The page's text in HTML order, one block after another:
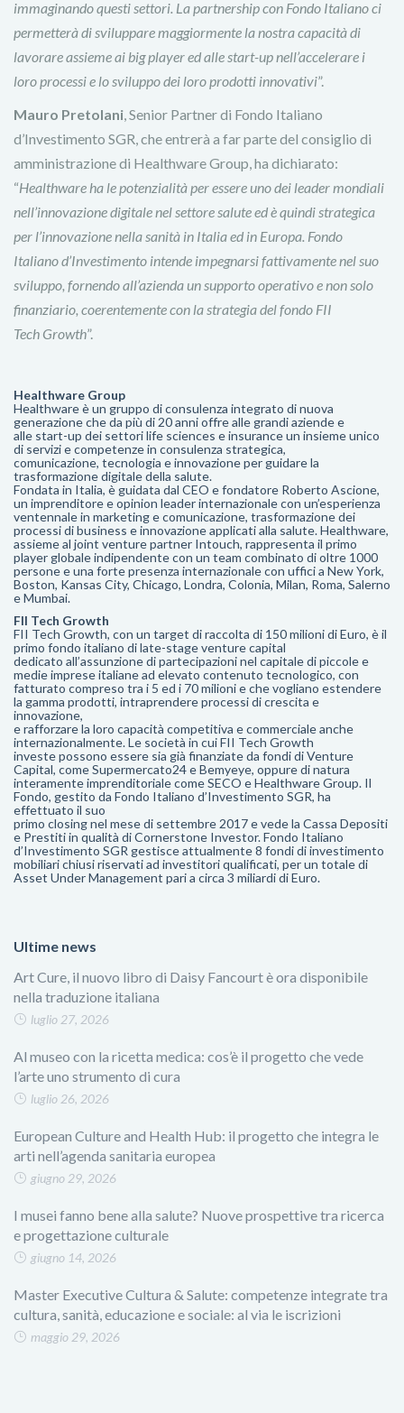
immaginando questi settori. La partnership con Fondo Italiano ci
permetterà di sviluppare maggiormente la nostra capacità di
lavorare assieme ai big player ed alle start-up nell’accelerare i
loro processi e lo sviluppo dei loro prodotti innovativi”.
Mauro Pretolani, Senior Partner di Fondo Italiano
d’Investimento SGR, che entrerà a far parte del consiglio di
amministrazione di Healthware Group, ha dichiarato:
“Healthware ha le potenzialità per essere uno dei leader mondiali
nell’innovazione digitale nel settore salute ed è quindi strategica
per l’innovazione nella sanità in Italia ed in Europa. Fondo
Italiano d’Investimento intende impegnarsi fattivamente nel suo
sviluppo, fornendo all’azienda un supporto operativo e non solo
finanziario, coerentemente con la strategia del fondo FII
Tech Growth”.
Healthware Group
Healthware è un gruppo di consulenza integrato di nuova
generazione che da più di 20 anni offre alle grandi aziende e
alle start-up dei settori life sciences e insurance un insieme unico
di servizi e competenze in consulenza strategica,
comunicazione, tecnologia e innovazione per guidare la
trasformazione digitale della salute.
Fondata in Italia, è guidata dal CEO e fondatore Roberto Ascione,
un imprenditore e opinion leader internazionale con un’esperienza
ventennale in marketing e comunicazione, trasformazione dei
processi di business e innovazione applicati alla salute. Healthware,
assieme al joint venture partner Intouch, rappresenta il primo
player globale indipendente con un team combinato di oltre 1000
persone e una forte presenza internazionale con uffici a New York,
Boston, Kansas City, Chicago, Londra, Colonia, Milan, Roma, Salerno
e Mumbai.
FII Tech Growth
FII Tech Growth, con un target di raccolta di 150 milioni di Euro, è il
primo fondo italiano di late-stage venture capital
dedicato all’assunzione di partecipazioni nel capitale di piccole e
medie imprese italiane ad elevato contenuto tecnologico, con
fatturato compreso tra i 5 ed i 70 milioni e che vogliano estendere
la gamma prodotti, intraprendere processi di crescita e
innovazione,
e rafforzare la loro capacità competitiva e commerciale anche
internazionalmente. Le società in cui FII Tech Growth
investe possono essere sia già finanziate da fondi di Venture
Capital, come Supermercato24 e Bemyeye, oppure di natura
interamente imprenditoriale come SECO e Healthware Group. Il
Fondo, gestito da Fondo Italiano d’Investimento SGR, ha
effettuato il suo
primo closing nel mese di settembre 2017 e vede la Cassa Depositi
e Prestiti in qualità di Cornerstone Investor. Fondo Italiano
d’Investimento SGR gestisce attualmente 8 fondi di investimento
mobiliari chiusi riservati ad investitori qualificati, per un totale di
Asset Under Management pari a circa 3 miliardi di Euro.
Ultime news
Art Cure, il nuovo libro di Daisy Fancourt è ora disponibile
nella traduzione italiana
luglio 27, 2026
Al museo con la ricetta medica: cos’è il progetto che vede
l’arte uno strumento di cura
luglio 26, 2026
European Culture and Health Hub: il progetto che integra le
arti nell’agenda sanitaria europea
giugno 29, 2026
I musei fanno bene alla salute? Nuove prospettive tra ricerca
e progettazione culturale
giugno 14, 2026
Master Executive Cultura & Salute: competenze integrate tra
cultura, sanità, educazione e sociale: al via le iscrizioni
maggio 29, 2026